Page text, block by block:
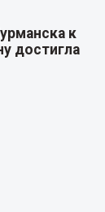
к
достигла